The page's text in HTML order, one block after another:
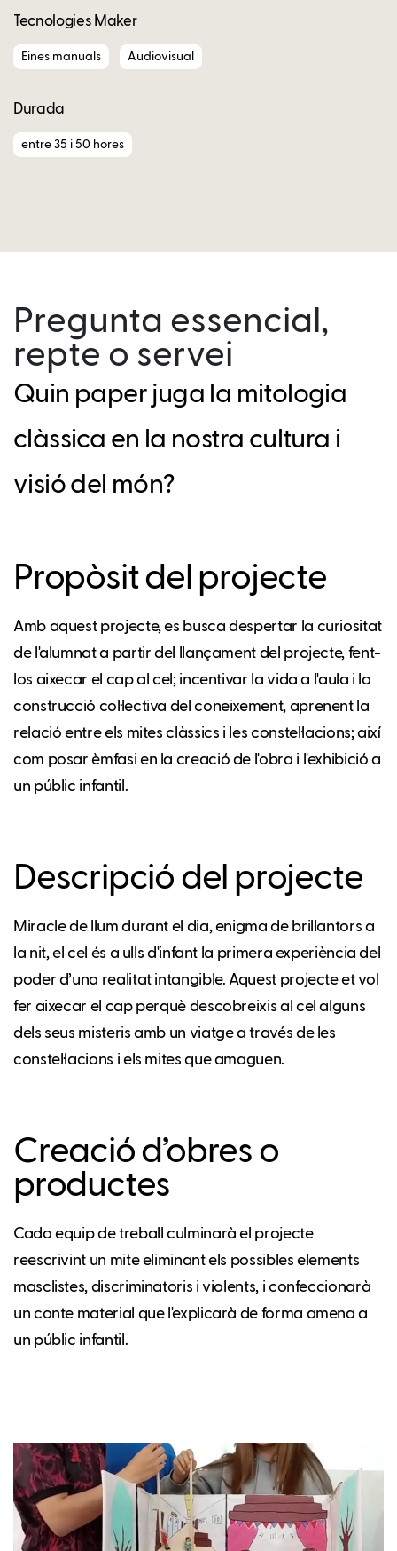
Tecnologies Maker
Eines manuals Audiovisual
Durada
entre 35 i 50 hores
Pregunta essencial,
repte o servei
Quin paper juga la mitologia
clàssica en la nostra cultura i
visió del món?
Propòsit del projecte
Amb aquest projecte, es busca despertar la curiositat
de l'alumnat a partir del llançament del projecte, fent-
los aixecar el cap al cel; incentivar la vida a l'aula i la
construcció col·lectiva del coneixement, aprenent la
relació entre els mites clàssics i les constel·lacions; així
com posar èmfasi en la creació de l'obra i l'exhibició a
un públic infantil.
Descripció del projecte
Miracle de llum durant el dia, enigma de brillantors a
la nit, el cel és a ulls d'infant la primera experiència del
poder d’una realitat intangible. Aquest projecte et vol
fer aixecar el cap perquè descobreixis al cel alguns
dels seus misteris amb un viatge a través de les
constel·lacions i els mites que amaguen.
Creació d’obres o
productes
Cada equip de treball culminarà el projecte
reescrivint un mite eliminant els possibles elements
masclistes, discriminatoris i violents, i confeccionarà
un conte material que l'explicarà de forma amena a
un públic infantil.